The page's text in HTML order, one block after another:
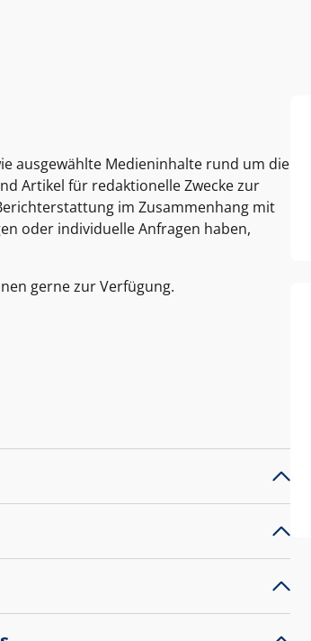
ausgewählte Medieninhalte rund um die
Artikel für redaktionelle Zwecke zur
im Zusammenhang mit
oder individuelle Anfragen haben,
gerne zur Verfügung.